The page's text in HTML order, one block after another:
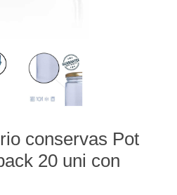
conservas Pot
20 uni con